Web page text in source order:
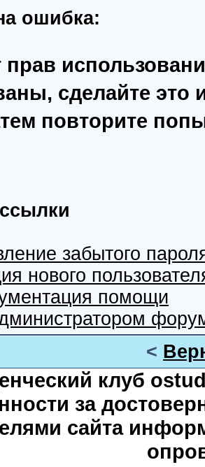
ошибка:
прав
сделайте это
повторите
забытого
нового
помощи
<
клуб
за
сайта